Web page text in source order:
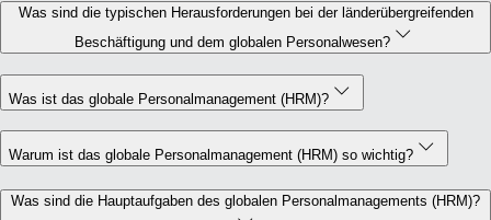
Was sind die typischen Herausforderungen bei der länderübergreifenden
Beschäftigung und dem globalen Personalwesen?
Was ist das globale Personalmanagement (HRM)?
Warum ist das globale Personalmanagement (HRM) so wichtig?
Was sind die Hauptaufgaben des globalen Personalmanagements (HRM)?